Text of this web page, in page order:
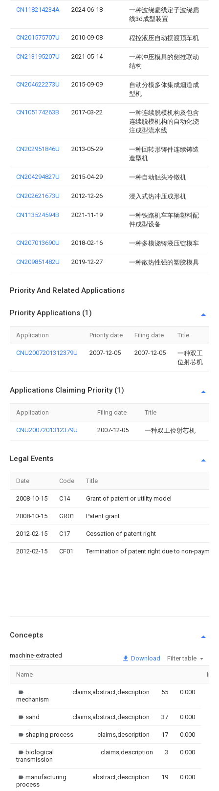
CN118214234A 2024-06-18
一种波绕扁线定子波绕扁
线3d成型装置
CN201575707U 2010-09-08 程控液压自动摆渡顶车机
CN213195207U 2021-05-14
一种冲压模具的侧推联动
结构
CN204622273U 2015-09-09
自动分模多体集成烟道成
型机
CN105174263B 2017-03-22
一种连续脱模机构及包含
连续脱模机构的自动化浇
注成型流水线
CN202951846U 2013-05-29
一种回转形铸件连续铸造
造型机
CN204294827U 2015-04-29 一种自动触头冷镦机
CN202621673U 2012-12-26 浸入式热冲压成形机
CN113524594B 2021-11-19
一种铁路机车车辆塑料配
件成型设备
CN207013690U 2018-02-16 一种多模浇铸液压锭模车
CN209851482U 2019-12-27 一种散热性强的塑胶模具
Priority And Related Applications
Priority Applications (1)
Application Priority date Filing date Title
CNU2007201312379U 2007-12-05 2007-12-05
一种双工
位射芯机
Applications Claiming Priority (1)
Application Filing date Title
CNU2007201312379U 2007-12-05 一种双工位射芯机
Legal Events
Date Code Title
2008-10-15 C14 Grant of patent or utility model
2008-10-15 GR01 Patent grant
2012-02-15 C17 Cessation of patent right
2012-02-15 CF01 Termination of patent right due to non-
Concepts
machine-extracted Download Filter table
Name
mechanism
claims,abstract,description 55 0.000
sand claims,abstract,description 37 0.000
shaping process claims,description 17 0.000
biological
transmission
claims,description 3 0.000
manufacturing
process
abstract,description 19 0.000